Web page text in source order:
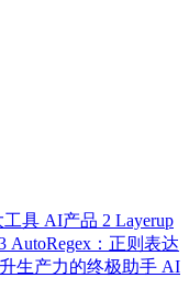
工具 AI产品 2 Layerup
AutoRegex：正则表达
生产力的终极助手 AI